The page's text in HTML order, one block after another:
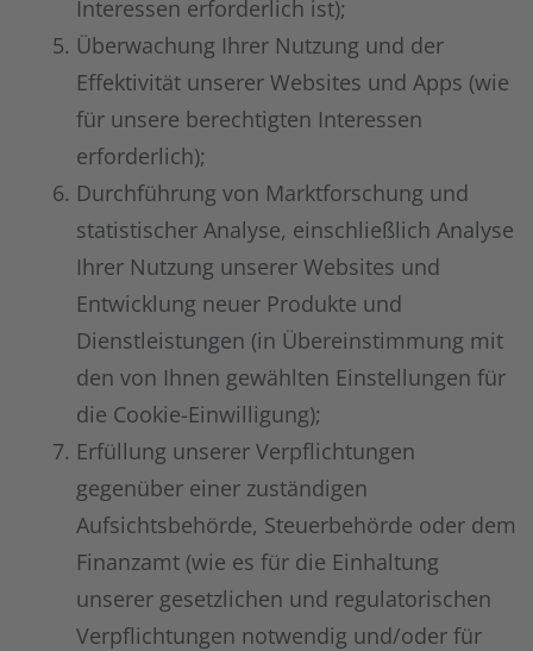
Interessen erforderlich ist);
Überwachung Ihrer Nutzung und der
Effektivität unserer Websites und Apps (wie
für unsere berechtigten Interessen
erforderlich);
Durchführung von Marktforschung und
statistischer Analyse, einschließlich Analyse
Ihrer Nutzung unserer Websites und
Entwicklung neuer Produkte und
Dienstleistungen (in Übereinstimmung mit
den von Ihnen gewählten Einstellungen für
die Cookie-Einwilligung);
Erfüllung unserer Verpflichtungen
gegenüber einer zuständigen
Aufsichtsbehörde, Steuerbehörde oder dem
Finanzamt (wie es für die Einhaltung
unserer gesetzlichen und regulatorischen
Verpflichtungen notwendig und/oder für